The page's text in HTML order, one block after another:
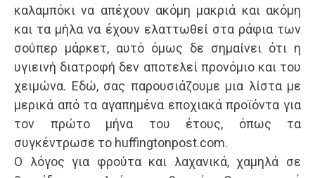
καλαμπόκι να απέχουν ακόμη μακριά και ακόμη
και τα μήλα να έχουν ελαττωθεί στα ράφια των
σούπερ μάρκετ, αυτό όμως δε σημαίνει ότι η
υγιεινή διατροφή δεν αποτελεί προνόμιο και του
χειμώνα. Εδώ, σας παρουσιάζουμε μια λίστα με
μερικά από τα αγαπημένα εποχιακά προϊόντα για
τον πρώτο μήνα του έτους, όπως τα
συγκέντρωσε το huffingtonpost.com.
Ο λόγος για φρούτα και λαχανικά, χαμηλά σε